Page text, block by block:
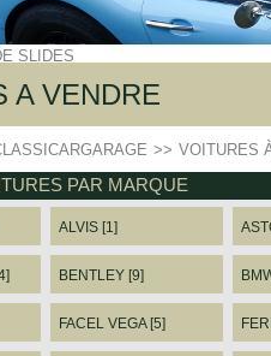
SLIDES
A VENDRE
>> VOITURES
PAR MARQUE
ALVIS [1]
BENTLEY [9]
FACEL VEGA [5]